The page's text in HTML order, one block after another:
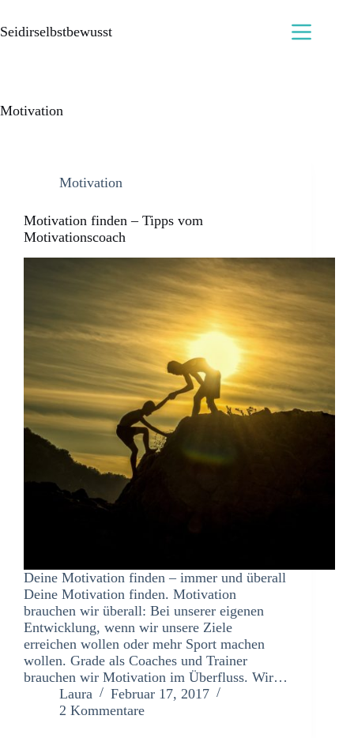
Seidirselbstbewusst
Motivation
Motivation
Motivation finden – Tipps vom
Motivationscoach
Deine Motivation finden – immer und überall
Deine Motivation finden. Motivation
brauchen wir überall: Bei unserer eigenen
Entwicklung, wenn wir unsere Ziele
erreichen wollen oder mehr Sport machen
wollen. Grade als Coaches und Trainer
brauchen wir Motivation im Überfluss. Wir…
Laura
Februar 17, 2017
2 Kommentare